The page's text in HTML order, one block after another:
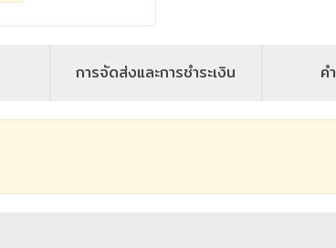
การจัดส่งและการชำระเงิน ค